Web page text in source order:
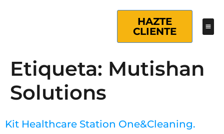
HAZTE
CLIENTE
Etiqueta: Mutishan
Solutions
Kit Healthcare Station One&Cleaning.